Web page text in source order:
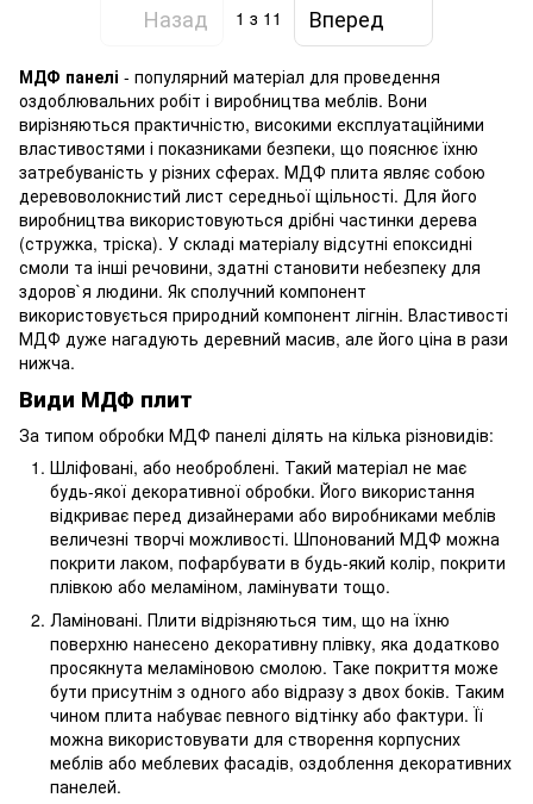
Назад 1 з 11 Вперед
МДФ панелі - популярний матеріал для проведення
оздоблювальних робіт і виробництва меблів. Вони
вирізняються практичністю, високими експлуатаційними
властивостями і показниками безпеки, що пояснює їхню
затребуваність у різних сферах. МДФ плита являє собою
деревоволокнистий лист середньої щільності. Для його
виробництва використовуються дрібні частинки дерева
(стружка, тріска). У складі матеріалу відсутні епоксидні
смоли та інші речовини, здатні становити небезпеку для
здоров`я людини. Як сполучний компонент
використовується природний компонент лігнін. Властивості
МДФ дуже нагадують деревний масив, але його ціна в рази
нижча.
Види МДФ плит
За типом обробки МДФ панелі ділять на кілька різновидів:
Шліфовані, або необроблені. Такий матеріал не має
будь-якої декоративної обробки. Його використання
відкриває перед дизайнерами або виробниками меблів
величезні творчі можливості. Шпонований МДФ можна
покрити лаком, пофарбувати в будь-який колір, покрити
плівкою або меламіном, ламінувати тощо.
Ламіновані. Плити відрізняються тим, що на їхню
поверхню нанесено декоративну плівку, яка додатково
просякнута меламіновою смолою. Таке покриття може
бути присутнім з одного або відразу з двох боків. Таким
чином плита набуває певного відтінку або фактури. Її
можна використовувати для створення корпусних
меблів або меблевих фасадів, оздоблення декоративних
панелей.